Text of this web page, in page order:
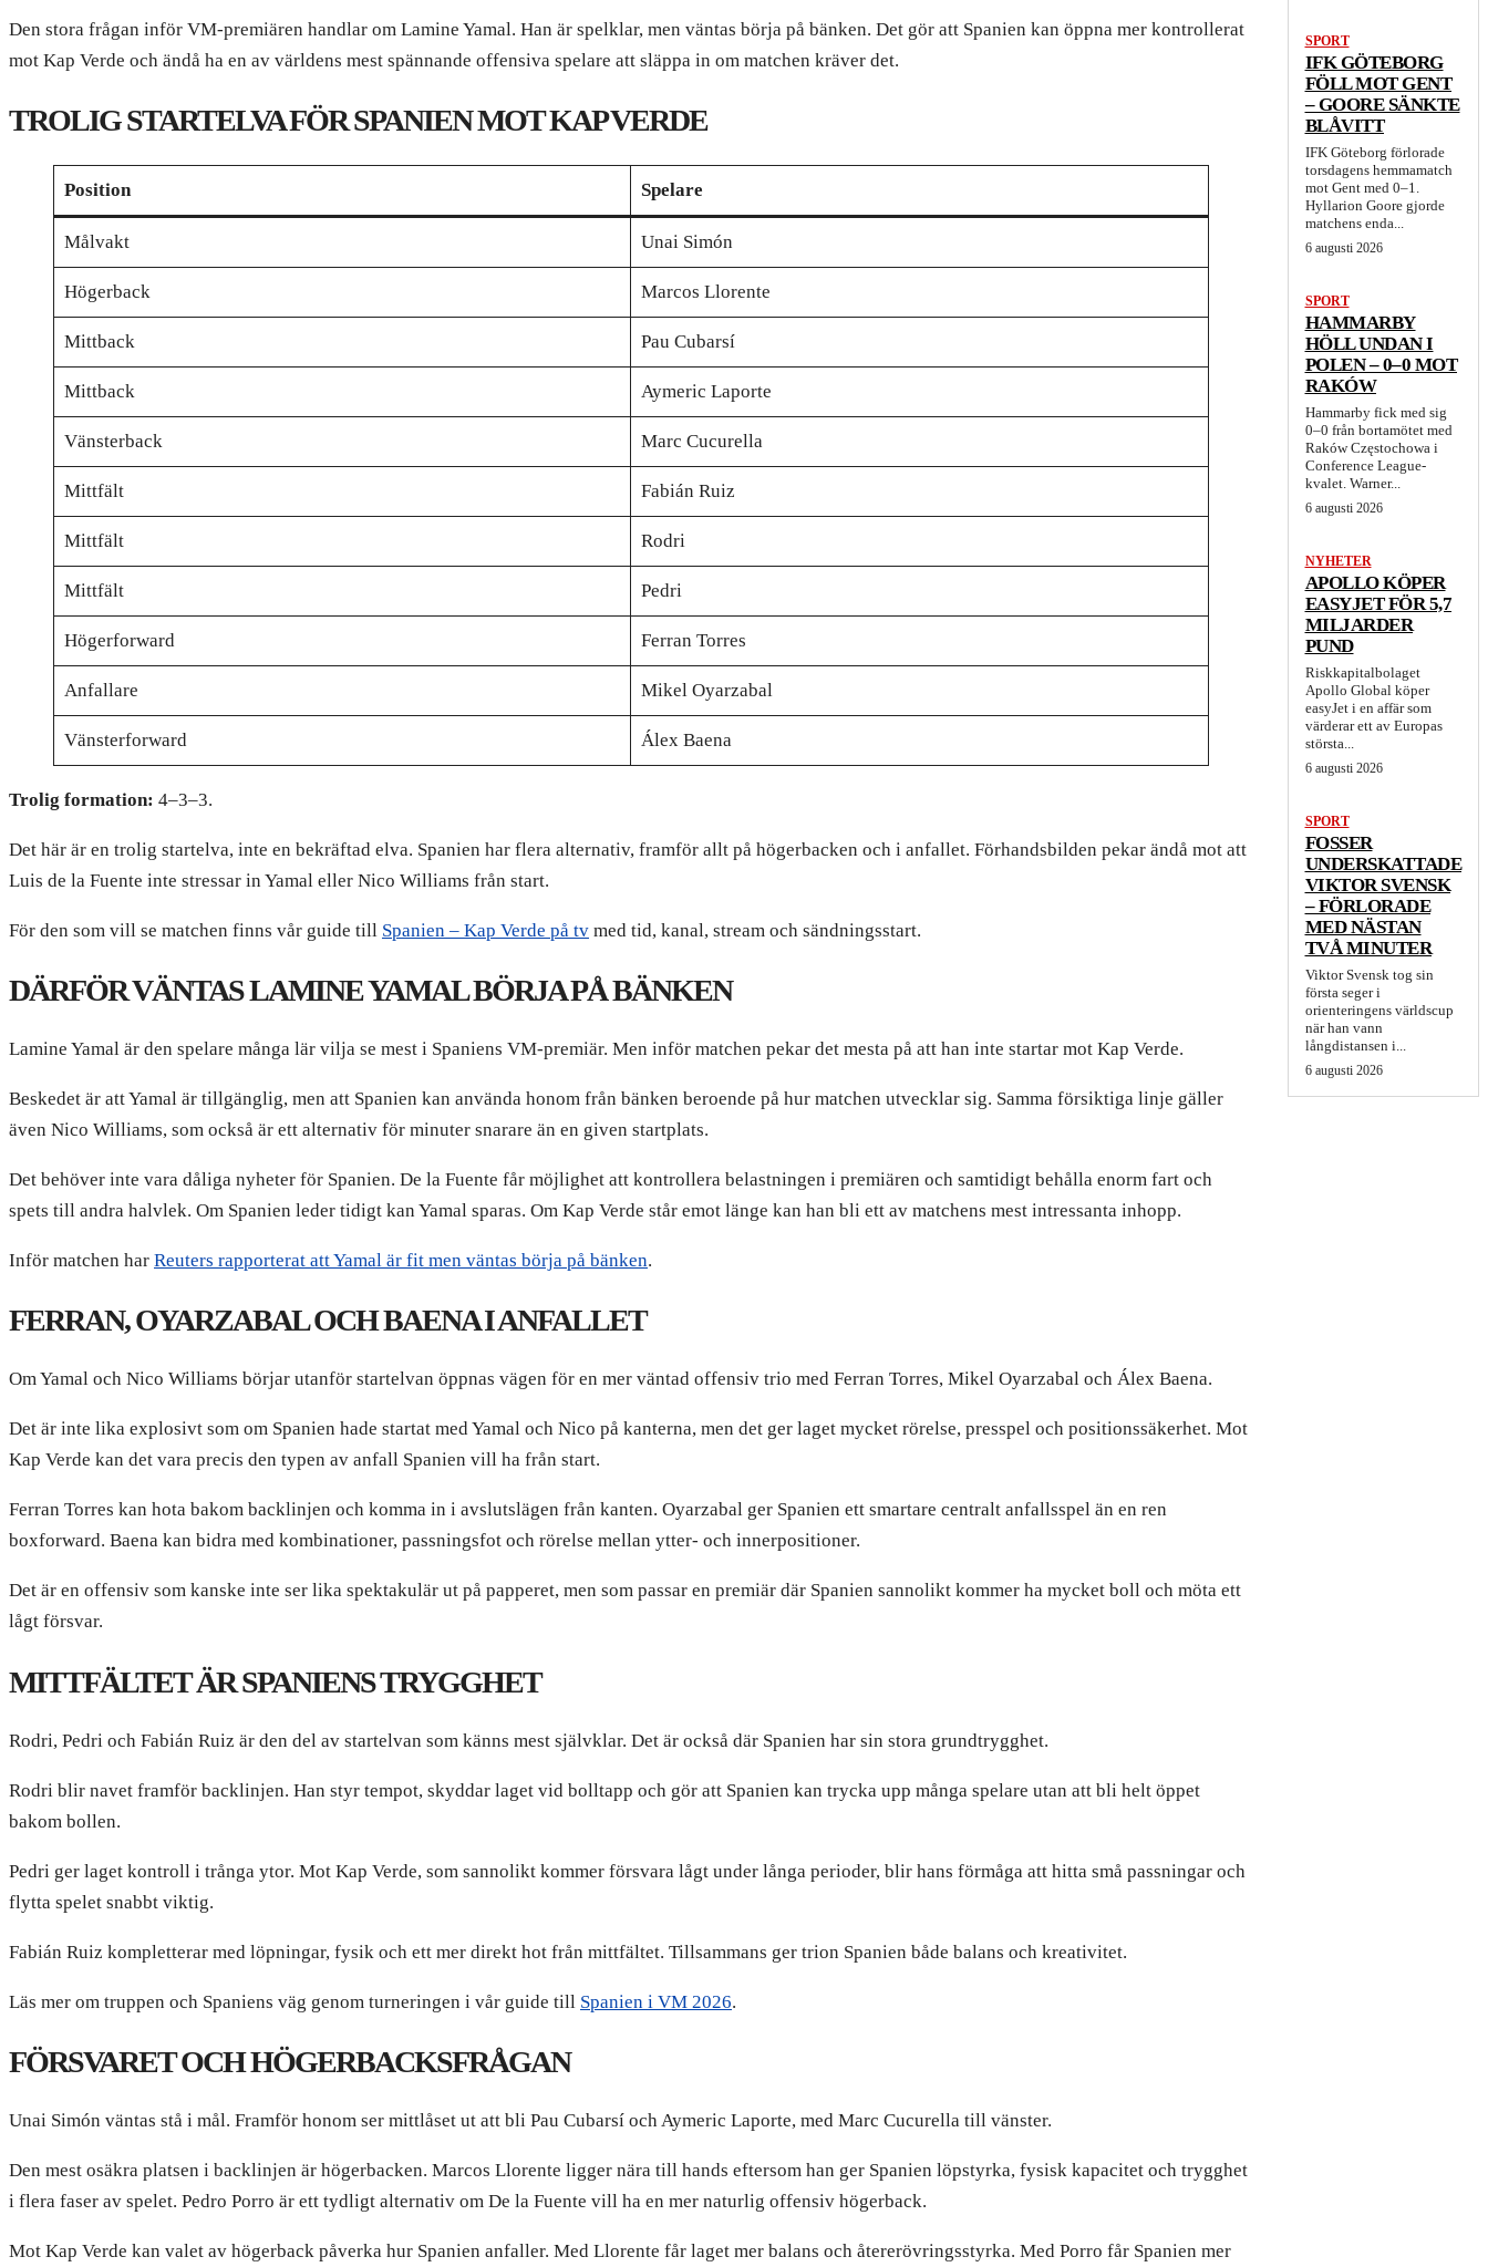
Den stora frågan inför VM-premiären handlar om Lamine Yamal. Han är spelklar, men väntas börja på bänken. Det gör att Spanien kan öppna mer kontrollerat
mot Kap Verde och ändå ha en av världens mest spännande offensiva spelare att släppa in om matchen kräver det.
TROLIG STARTELVA FÖR SPANIEN MOT KAP VERDE
Position Spelare
Målvakt Unai Simón
Högerback Marcos Llorente
Mittback Pau Cubarsí
Mittback Aymeric Laporte
Vänsterback Marc Cucurella
Mittfält Fabián Ruiz
Mittfält Rodri
Mittfält Pedri
Högerforward Ferran Torres
Anfallare Mikel Oyarzabal
Vänsterforward Álex Baena
Trolig formation: 4–3–3.
Det här är en trolig startelva, inte en bekräftad elva. Spanien har flera alternativ, framför allt på högerbacken och i anfallet. Förhandsbilden pekar ändå mot att
Luis de la Fuente inte stressar in Yamal eller Nico Williams från start.
För den som vill se matchen finns vår guide till Spanien – Kap Verde på tv med tid, kanal, stream och sändningsstart.
DÄRFÖR VÄNTAS LAMINE YAMAL BÖRJA PÅ BÄNKEN
Lamine Yamal är den spelare många lär vilja se mest i Spaniens VM-premiär. Men inför matchen pekar det mesta på att han inte startar mot Kap Verde.
Beskedet är att Yamal är tillgänglig, men att Spanien kan använda honom från bänken beroende på hur matchen utvecklar sig. Samma försiktiga linje gäller
även Nico Williams, som också är ett alternativ för minuter snarare än en given startplats.
Det behöver inte vara dåliga nyheter för Spanien. De la Fuente får möjlighet att kontrollera belastningen i premiären och samtidigt behålla enorm fart och
spets till andra halvlek. Om Spanien leder tidigt kan Yamal sparas. Om Kap Verde står emot länge kan han bli ett av matchens mest intressanta inhopp.
Inför matchen har Reuters rapporterat att Yamal är fit men väntas börja på bänken.
FERRAN, OYARZABAL OCH BAENA I ANFALLET
Om Yamal och Nico Williams börjar utanför startelvan öppnas vägen för en mer väntad offensiv trio med Ferran Torres, Mikel Oyarzabal och Álex Baena.
Det är inte lika explosivt som om Spanien hade startat med Yamal och Nico på kanterna, men det ger laget mycket rörelse, presspel och positionssäkerhet. Mot
Kap Verde kan det vara precis den typen av anfall Spanien vill ha från start.
Ferran Torres kan hota bakom backlinjen och komma in i avslutslägen från kanten. Oyarzabal ger Spanien ett smartare centralt anfallsspel än en ren
boxforward. Baena kan bidra med kombinationer, passningsfot och rörelse mellan ytter- och innerpositioner.
Det är en offensiv som kanske inte ser lika spektakulär ut på papperet, men som passar en premiär där Spanien sannolikt kommer ha mycket boll och möta ett
lågt försvar.
MITTFÄLTET ÄR SPANIENS TRYGGHET
Rodri, Pedri och Fabián Ruiz är den del av startelvan som känns mest självklar. Det är också där Spanien har sin stora grundtrygghet.
Rodri blir navet framför backlinjen. Han styr tempot, skyddar laget vid bolltapp och gör att Spanien kan trycka upp många spelare utan att bli helt öppet
bakom bollen.
Pedri ger laget kontroll i trånga ytor. Mot Kap Verde, som sannolikt kommer försvara lågt under långa perioder, blir hans förmåga att hitta små passningar och
flytta spelet snabbt viktig.
Fabián Ruiz kompletterar med löpningar, fysik och ett mer direkt hot från mittfältet. Tillsammans ger trion Spanien både balans och kreativitet.
Läs mer om truppen och Spaniens väg genom turneringen i vår guide till Spanien i VM 2026.
FÖRSVARET OCH HÖGERBACKSFRÅGAN
Unai Simón väntas stå i mål. Framför honom ser mittlåset ut att bli Pau Cubarsí och Aymeric Laporte, med Marc Cucurella till vänster.
Den mest osäkra platsen i backlinjen är högerbacken. Marcos Llorente ligger nära till hands eftersom han ger Spanien löpstyrka, fysisk kapacitet och trygghet
i flera faser av spelet. Pedro Porro är ett tydligt alternativ om De la Fuente vill ha en mer naturlig offensiv högerback.
Mot Kap Verde kan valet av högerback påverka hur Spanien anfaller. Med Llorente får laget mer balans och återerövringsstyrka. Med Porro får Spanien mer
SPORT
IFK GÖTEBORG
FÖLL MOT GENT
– GOORE SÄNKTE
BLÅVITT
IFK Göteborg förlorade
torsdagens hemmamatch
mot Gent med 0–1.
Hyllarion Goore gjorde
matchens enda...
6 augusti 2026
SPORT
HAMMARBY
HÖLL UNDAN I
POLEN – 0–0 MOT
RAKÓW
Hammarby fick med sig
0–0 från bortamötet med
Raków Częstochowa i
Conference League-
kvalet. Warner...
6 augusti 2026
NYHETER
APOLLO KÖPER
EASYJET FÖR 5,7
MILJARDER
PUND
Riskkapitalbolaget
Apollo Global köper
easyJet i en affär som
värderar ett av Europas
största...
6 augusti 2026
SPORT
FOSSER
UNDERSKATTADE
VIKTOR SVENSK
– FÖRLORADE
MED NÄSTAN
TVÅ MINUTER
Viktor Svensk tog sin
första seger i
orienteringens världscup
när han vann
långdistansen i...
6 augusti 2026